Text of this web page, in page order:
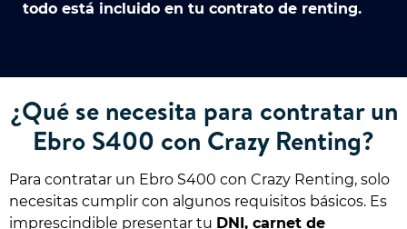
todo está incluido en tu contrato de renting.
¿Qué se necesita para contratar un
Ebro S400 con Crazy Renting?
Para contratar un Ebro S400 con Crazy Renting, solo
necesitas cumplir con algunos requisitos básicos. Es
imprescindible presentar tu DNI, carnet de